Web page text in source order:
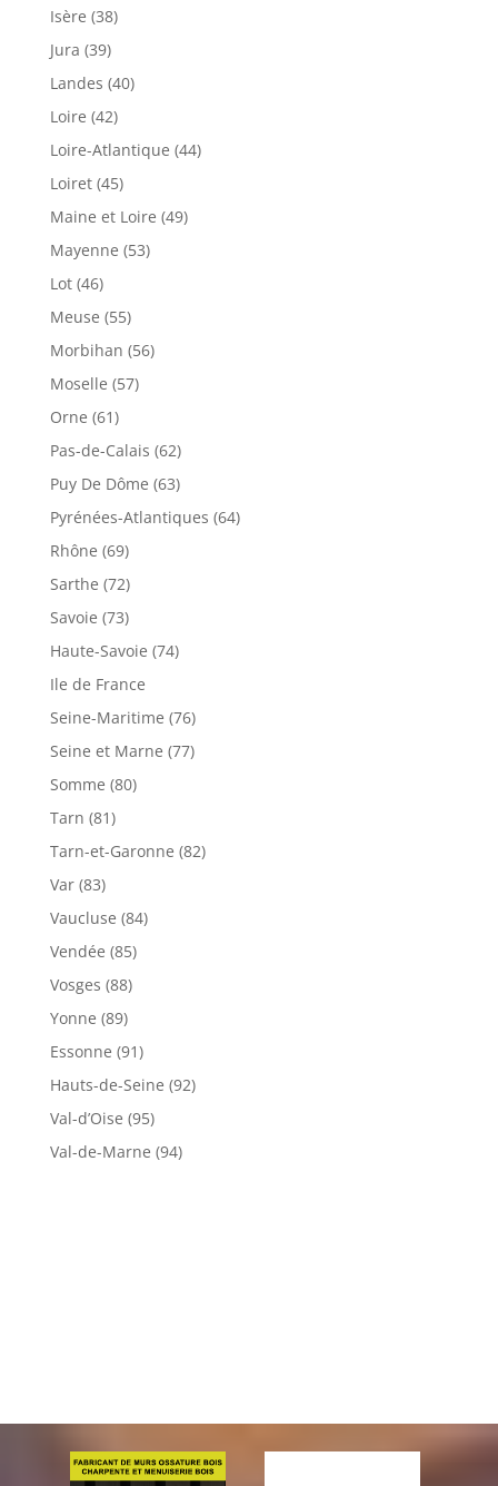
Isère (38)
Jura (39)
Landes (40)
Loire (42)
Loire-Atlantique (44)
Loiret (45)
Maine et Loire (49)
Mayenne (53)
Lot (46)
Meuse (55)
Morbihan (56)
Moselle (57)
Orne (61)
Pas-de-Calais (62)
Puy De Dôme (63)
Pyrénées-Atlantiques (64)
Rhône (69)
Sarthe (72)
Savoie (73)
Haute-Savoie (74)
Ile de France
Seine-Maritime (76)
Seine et Marne (77)
Somme (80)
Tarn (81)
Tarn-et-Garonne (82)
Var (83)
Vaucluse (84)
Vendée (85)
Vosges (88)
Yonne (89)
Essonne (91)
Hauts-de-Seine (92)
Val-d’Oise (95)
Val-de-Marne (94)